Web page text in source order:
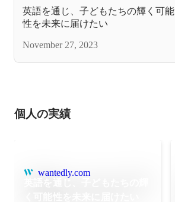
英語を通じ、子どもたちの輝く可能
性を未来に届けたい
November 27, 2023
個人の実績
wantedly.com